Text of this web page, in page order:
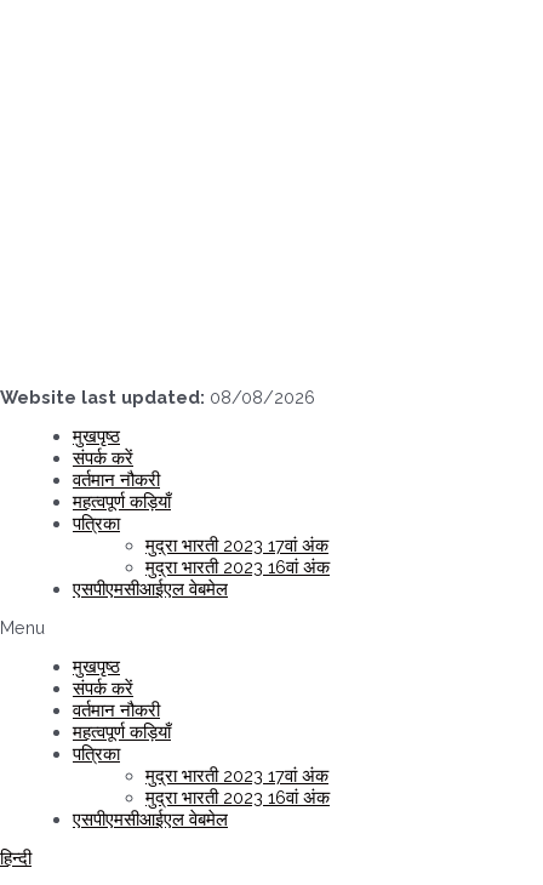
Website last updated: 08/08/2026
मुखपृष्ठ
संपर्क करें
वर्तमान नौकरी
महत्वपूर्ण कड़ियाँ
पत्रिका
मुद्रा भारती 2023 17वां अंक
मुद्रा भारती 2023 16वां अंक
एसपीएमसीआईएल वेबमेल
Menu
मुखपृष्ठ
संपर्क करें
वर्तमान नौकरी
महत्वपूर्ण कड़ियाँ
पत्रिका
मुद्रा भारती 2023 17वां अंक
मुद्रा भारती 2023 16वां अंक
एसपीएमसीआईएल वेबमेल
हिन्दी